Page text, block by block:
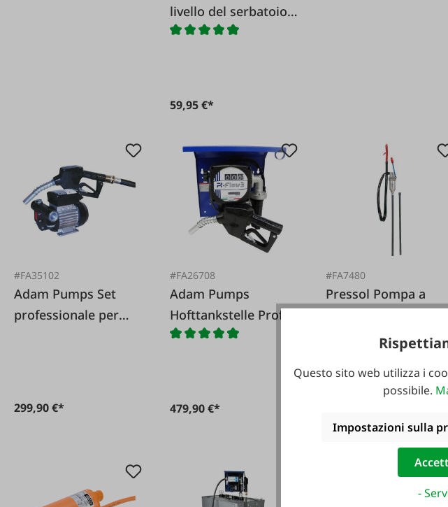
livello del serbatoio
del gasolio
59,95 €*
#FA35102
Adam Pumps Set
professionale per
299,90 €*
#FA26708
Adam Pumps
Hofttankstelle Profi
50
479,90 €*
#FA7480
Pressol Pompa a
Questo sito web utilizza i
possibile.
Impostazioni sulla
-